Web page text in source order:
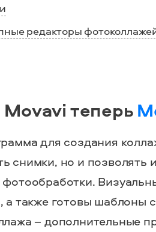
редакторы
теперь
для создания
снимки, но и позволять
фотообработки.
, а также готовы шаблоны
– дополнительные